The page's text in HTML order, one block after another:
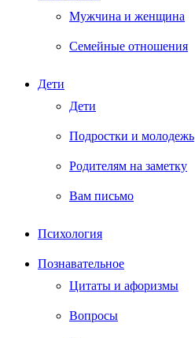
Мужчина и женщина
Семейные отношения
Дети
Дети
Подростки и молодежь
Родителям на заметку
Вам письмо
Психология
Познавательное
Цитаты и афоризмы
Вопросы